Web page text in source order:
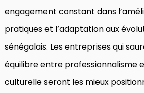
engagement constant dans
pratiques et l’adaptation aux
sénégalais. Les entreprises qui
équilibre entre professionnalisme
culturelle seront les mieux